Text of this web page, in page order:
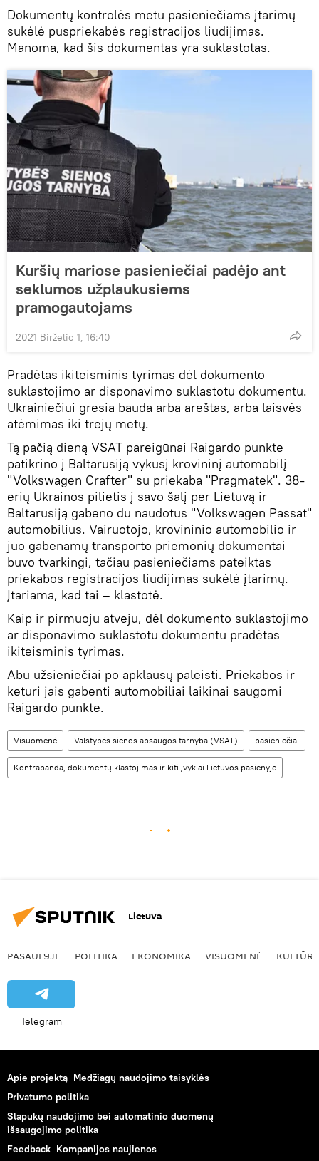
Dokumentų kontrolės metu pasieniečiams įtarimų
sukėlė puspriekabės registracijos liudijimas.
Manoma, kad šis dokumentas yra suklastotas.
Kuršių mariose pasieniečiai padėjo ant
seklumos užplaukusiems
pramogautojams
2021 Birželio 1, 16:40
Pradėtas ikiteisminis tyrimas dėl dokumento
suklastojimo ar disponavimo suklastotu dokumentu.
Ukrainiečiui gresia bauda arba areštas, arba laisvės
atėmimas iki trejų metų.
Tą pačią dieną VSAT pareigūnai Raigardo punkte
patikrino į Baltarusiją vykusį krovininį automobilį
"Volkswagen Crafter" su priekaba "Pragmatek". 38-
erių Ukrainos pilietis į savo šalį per Lietuvą ir
Baltarusiją gabeno du naudotus "Volkswagen Passat"
automobilius. Vairuotojo, krovininio automobilio ir
juo gabenamų transporto priemonių dokumentai
buvo tvarkingi, tačiau pasieniečiams pateiktas
priekabos registracijos liudijimas sukėlė įtarimų.
Įtariama, kad tai – klastotė.
Kaip ir pirmuoju atveju, dėl dokumento suklastojimo
ar disponavimo suklastotu dokumentu pradėtas
ikiteisminis tyrimas.
Abu užsieniečiai po apklausų paleisti. Priekabos ir
keturi jais gabenti automobiliai laikinai saugomi
Raigardo punkte.
Visuomenė Valstybės sienos apsaugos tarnyba (VSAT) pasieniečiai
Kontrabanda, dokumentų klastojimas ir kiti įvykiai Lietuvos pasienyje
Lietuva
PASAULYJE POLITIKA EKONOMIKA VISUOMENĖ KULTŪRA
Telegram
Apie projektą Medžiagų naudojimo taisyklės
Privatumo politika
Slapukų naudojimo bei automatinio duomenų
išsaugojimo politika
Feedback Kompanijos naujienos